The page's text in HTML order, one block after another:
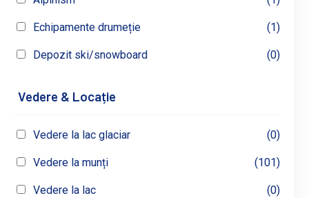
Echipamente drumeție (1)
Depozit ski/snowboard (0)
Vedere & Locație
Vedere la lac glaciar (0)
Vedere la munți (101)
Vedere la lac (0)